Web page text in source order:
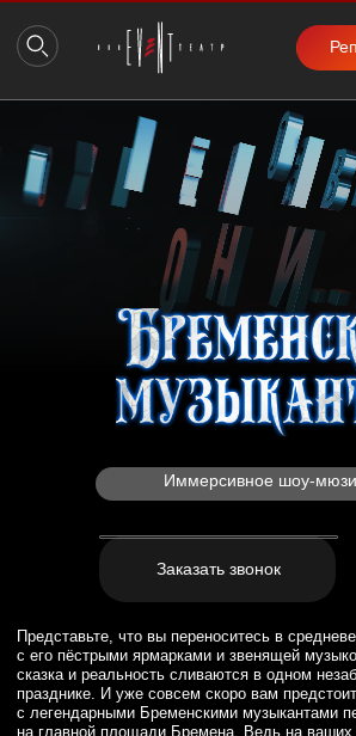
Иммерсивное шоу-мюзикл
с его пёстрыми ярмарками и звенящей музыкой в воздухе. Здесь
сказка и реальность сливаются в одном незабываемом
празднике. И уже совсем скоро вам предстоит вместе
знакомая с детства история, но на этот раз вы — её часть!
Заказать звонок
Описание Детали Что входит
На городской площади Бремена кипит праздник: Король
объявляет грандиозный музыкальный фестиваль
с невероятным призом — полцарства и рукой
Принцессы. Четверка отважных музыкантов — Осёл,